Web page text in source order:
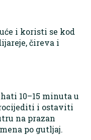
i koristi se kod
čireva i
10–15 minuta u
i ostaviti
na prazan
po gutljaj.